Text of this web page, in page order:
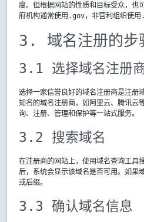
度。但根据网站的性质和目标受众，也
府机构通常使用.gov，非营利组织使用
3. 域名注册的步
3.1 选择域名注册
选择一家信誉良好的域名注册商是注册
知名的域名注册商，如阿里云、腾讯云
询、注册、管理和保护等一站式服务。
3.2 搜索域名
在注册商的网站上，使用域名查询工具
后，系统会显示该域名是否可用。如果
或后缀。
3.3 确认域名信息